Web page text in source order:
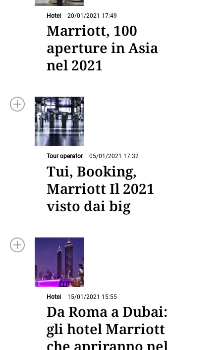
Hotel 20/01/2021 17:49
Marriott, 100
aperture in Asia
nel 2021
Tour operator 05/01/2021 17:32
Tui, Booking,
Marriott Il 2021
visto dai big
Hotel 15/01/2021 15:55
Da Roma a Dubai:
gli hotel Marriott
che apriranno nel